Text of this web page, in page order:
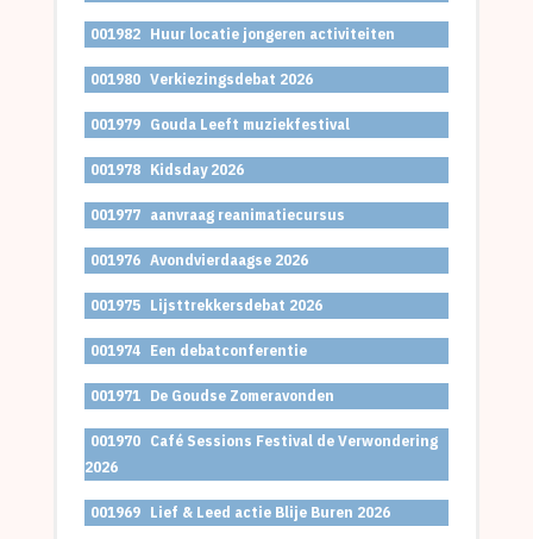
001982 Huur locatie jongeren activiteiten
001980 Verkiezingsdebat 2026
001979 Gouda Leeft muziekfestival
001978 Kidsday 2026
001977 aanvraag reanimatiecursus
001976 Avondvierdaagse 2026
001975 Lijsttrekkersdebat 2026
001974 Een debatconferentie
001971 De Goudse Zomeravonden
001970 Café Sessions Festival de Verwondering
2026
001969 Lief & Leed actie Blije Buren 2026